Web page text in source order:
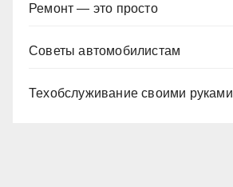
Ремонт — это просто
Советы автомобилистам
Техобслуживание своими руками